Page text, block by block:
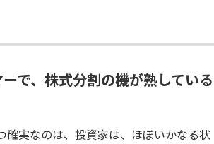
で、株式分割の機が熟している
実なのは、投資家は、ほぼいかなる状